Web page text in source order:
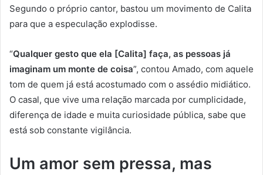
Segundo o próprio cantor, bastou um movimento de Calita
para que a especulação explodisse.
“Qualquer gesto que ela [Calita] faça, as pessoas já
imaginam um monte de coisa”, contou Amado, com aquele
tom de quem já está acostumado com o assédio midiático.
O casal, que vive uma relação marcada por cumplicidade,
diferença de idade e muita curiosidade pública, sabe que
está sob constante vigilância.
Um amor sem pressa, mas